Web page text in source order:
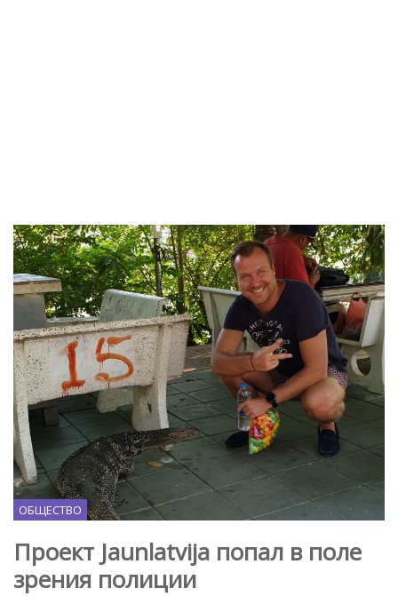
ОБЩЕСТВО
Проект Jaunlatvija попал в поле
зрения полиции